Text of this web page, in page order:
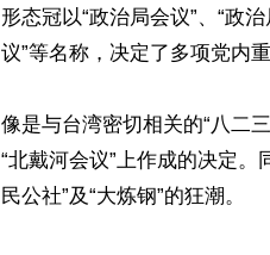
形态冠以“政治局会议”、“政
议”等名称，决定了多项党内
像是与台湾密切相关的“八二
“北戴河会议”上作成的决定。
民公社”及“大炼钢”的狂潮。